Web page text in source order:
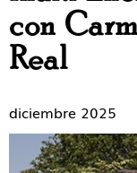
con
Real
diciembre 2025